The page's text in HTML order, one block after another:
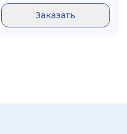
Заказать